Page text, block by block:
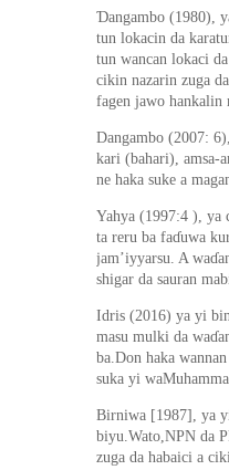
Ɗangambo (1980),
tun lokacin da
tun wancan lokaci
cikin nazarin zuga
fagen jawo hankalin
Dangambo (2007:
kari (bahari), amsa-
ne haka suke a
Yahya (1997:4 ), ya
ta reru ba faɗuwa
jam’iyyarsu. A waɗ
shigar da sauran
Idris (2016) ya yi
masu mulki da waɗ
ba.Don haka
suka yi
Birniwa [1987], ya
biyu.Wato,NPN da
zuga da habaici a